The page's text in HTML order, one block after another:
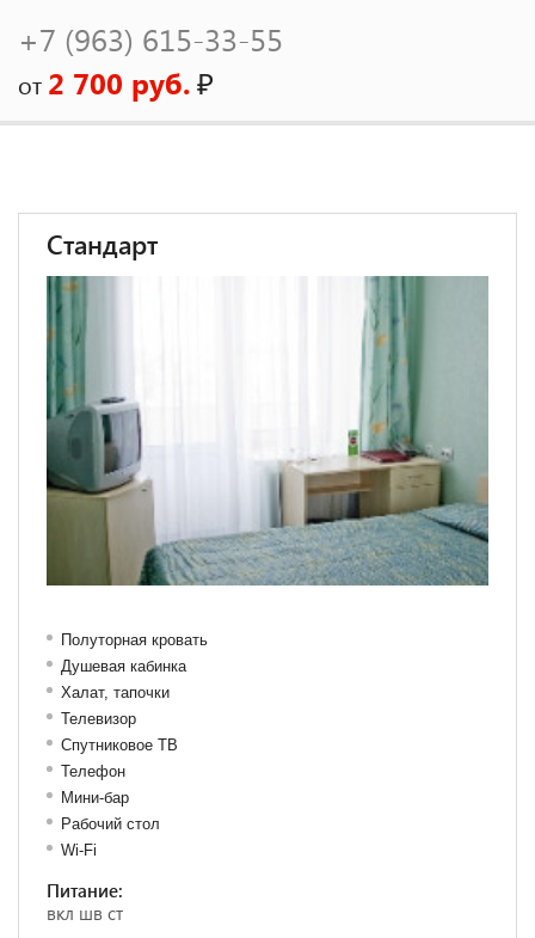
+7 (963) 615-33-55
от 2 700 руб.₽
Стандарт
Полуторная кровать
Душевая кабинка
Халат, тапочки
Телевизор
Спутниковое ТВ
Телефон
Мини-бар
Рабочий стол
Wi-Fi
Питание:
вкл шв ст